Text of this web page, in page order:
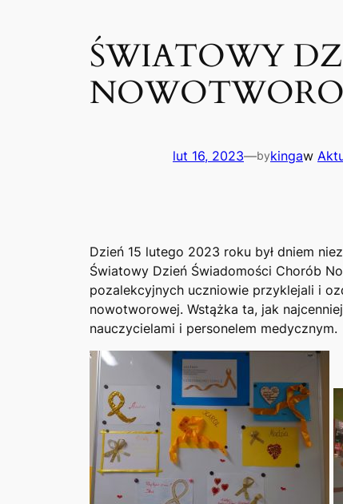
ŚWIATOWY
lut 16, 2023—bykingaw
Dzień 15 lutego 2023 roku był dniem
Światowy Dzień Świadomości Chorób
pozalekcyjnych uczniowie przyklejali i
nowotworowej. Wstążka ta, jak
nauczycielami i personelem medycznym.